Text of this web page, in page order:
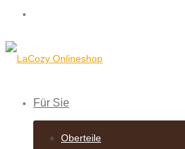
Für Sie
Oberteile